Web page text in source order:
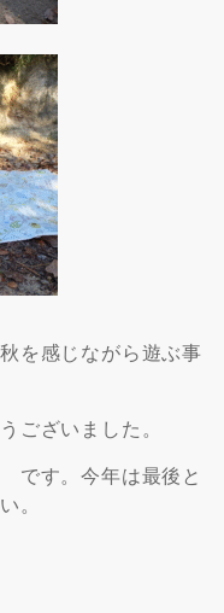
を感じながら遊ぶ事
ございました。
です。今年は最後と
。